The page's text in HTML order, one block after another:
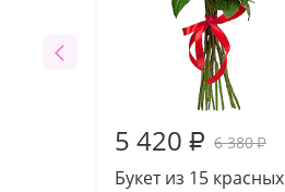
5 420 ₽ 6 380₽
Букет из 15 красных